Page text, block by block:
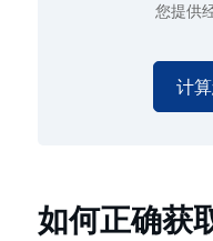
您提供
计
如何正确获